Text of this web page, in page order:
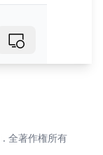
. 全著作権所有